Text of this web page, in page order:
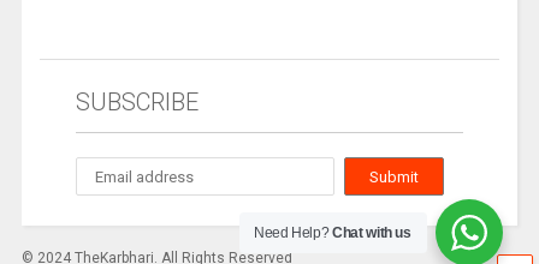
SUBSCRIBE
© 2024 TheKarbhari. All Rights Reserved
Need Help?Chat with us